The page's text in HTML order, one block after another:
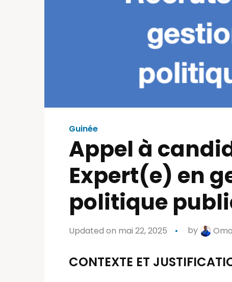
Guinée
Appel à
Expert(e) en
politique
Updated on mai 22, 2025 by
CONTEXTE ET